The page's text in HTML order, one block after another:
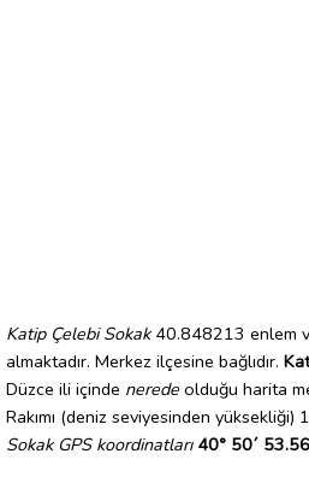
Katip Çelebi Sokak40.848213 enlem
almaktadır. Merkez ilçesine bağlıdır.
Düzce ili içinde nerede olduğu harita
Rakımı (deniz seviyesinden yüksekliği)
Sokak GPS koordinatları 40° 50´